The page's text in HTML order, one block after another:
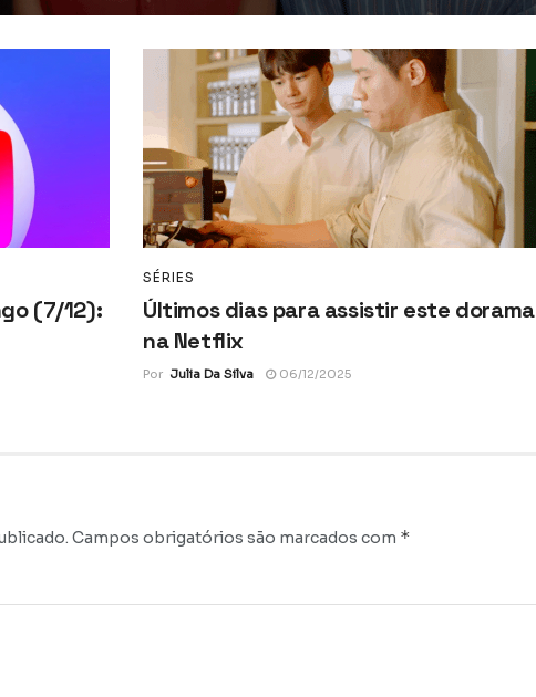
(7/12):
SÉRIES
Últimos dias para assistir este dorama
na Netflix
Por Julia Da Silva 06/12/2025
Campos obrigatórios são marcados com *